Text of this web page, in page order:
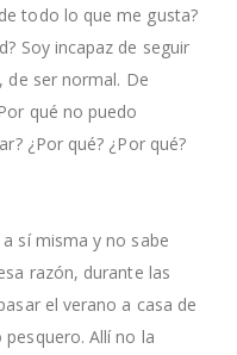
todo lo que me gusta?
Soy incapaz de seguir
de ser normal. De
qué no puedo
¿Por qué? ¿Por qué?
sí misma y no sabe
razón, durante las
el verano a casa de
Allí no la